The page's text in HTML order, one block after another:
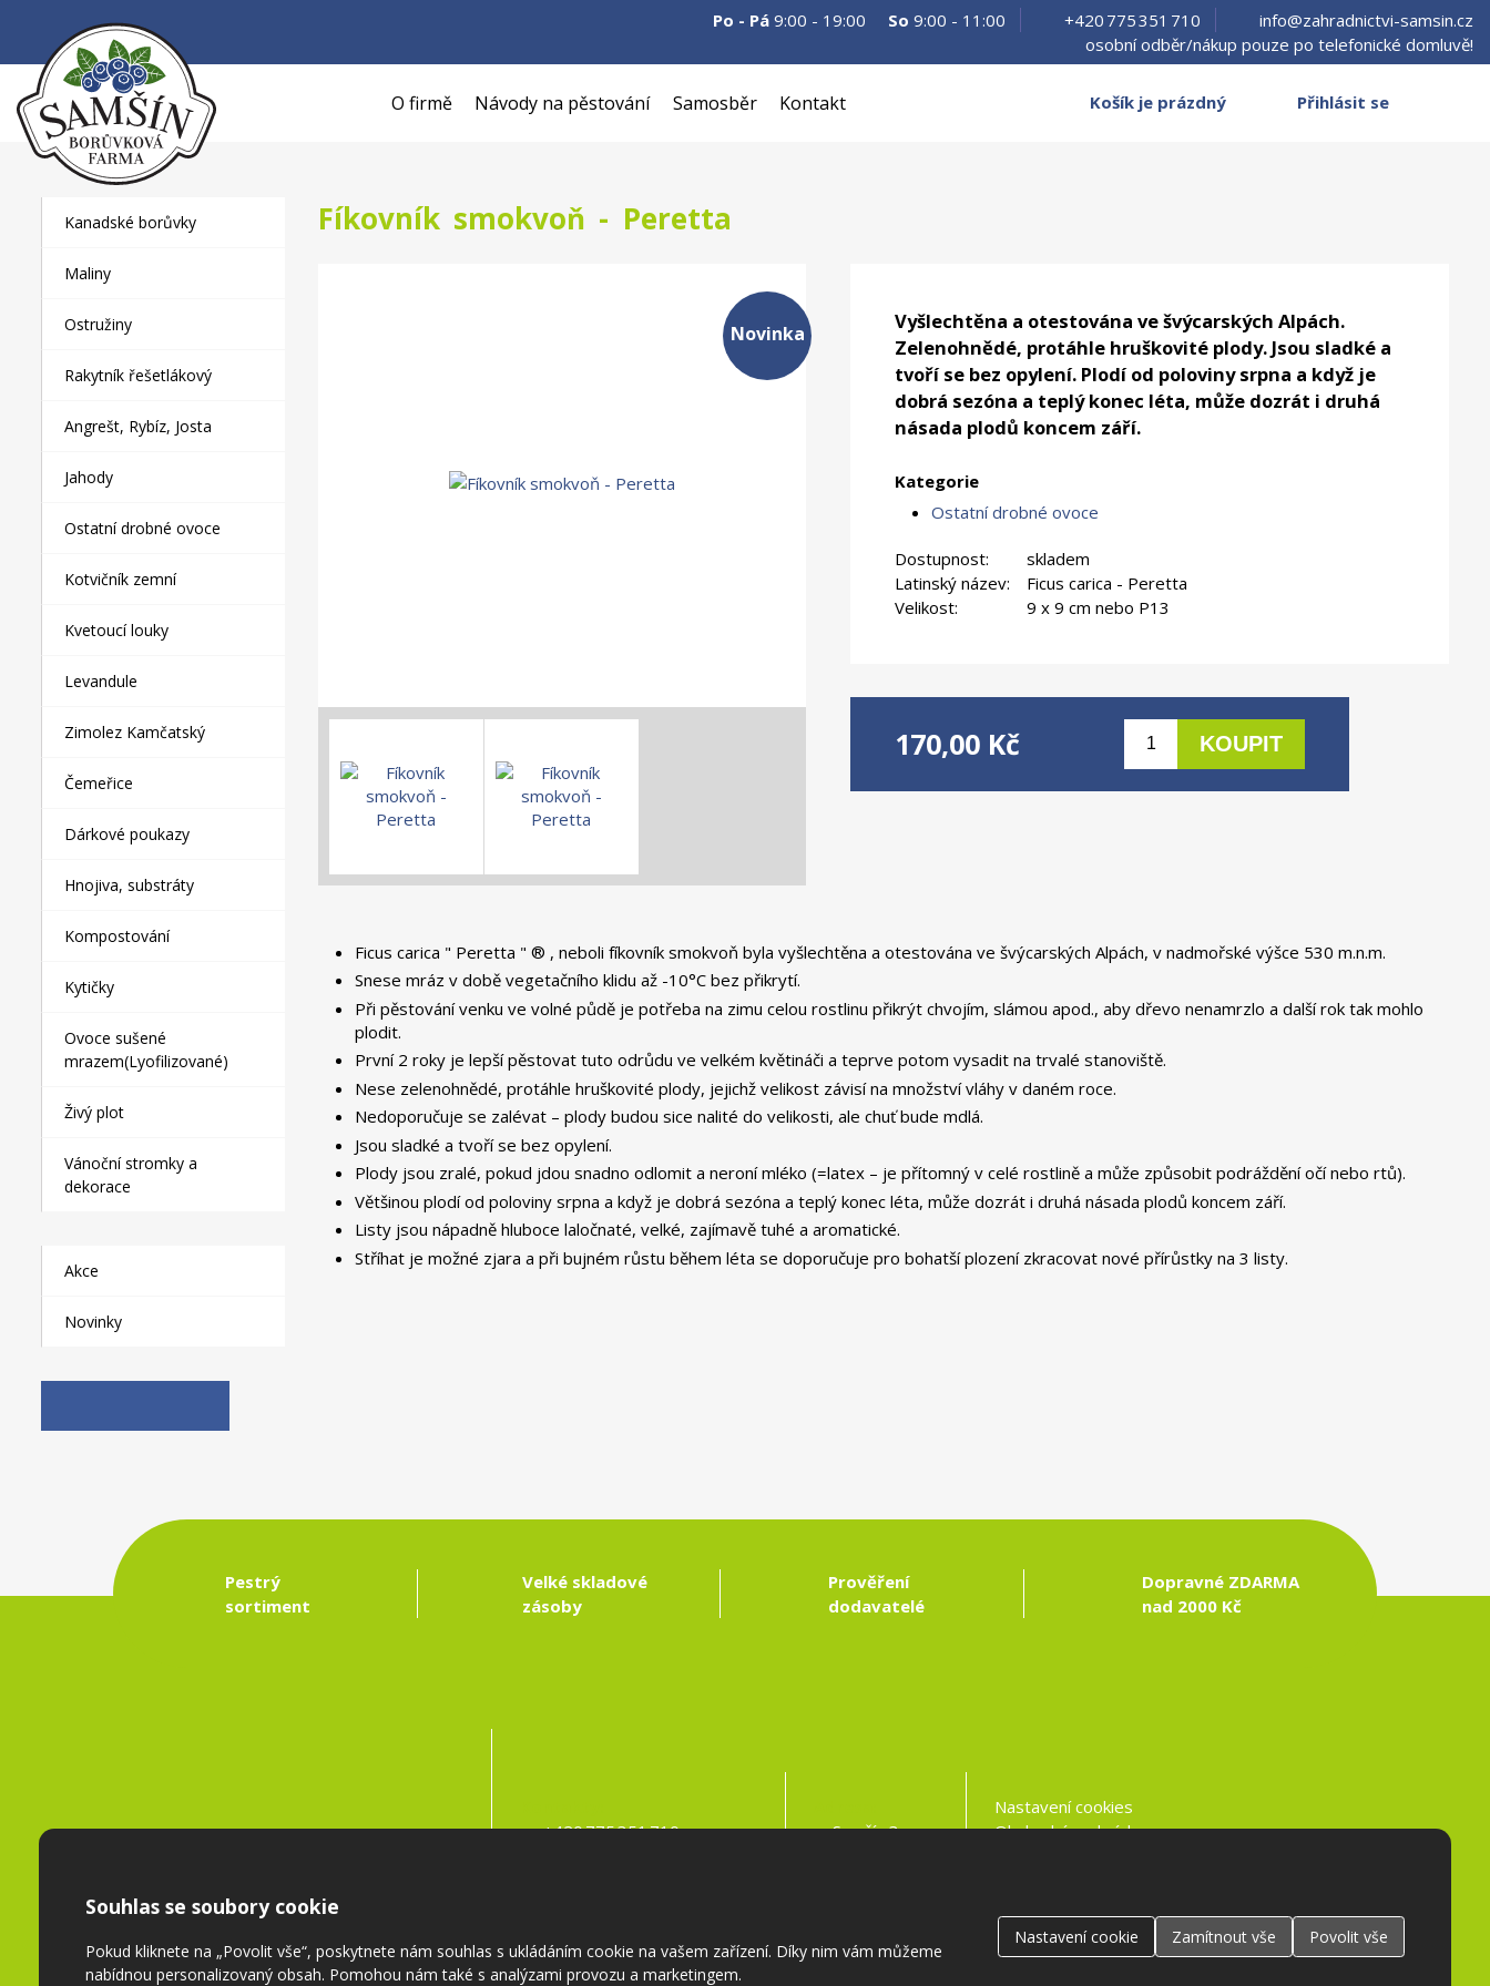
Po - Pá 9:00 - 19:00 So 9:00 - 11:00 +420 775 351 710
info@zahradnictvi-samsin.cz
osobní odběr/nákup pouze po telefonické domluvě!
O firmě Návody na pěstování Samosběr Kontakt Košík je prázdný Přihlásit se
Fíkovník smokvoň - Peretta
Vyšlechtěna a otestována ve švýcarských Alpách.
Zelenohnědé, protáhle hruškovité plody. Jsou sladké a
tvoří se bez opylení. Plodí od poloviny srpna a když je
dobrá sezóna a teplý konec léta, může dozrát i druhá
násada plodů koncem září.
Kategorie
Ostatní drobné ovoce
Dostupnost:
skladem
Latinský název:
Ficus carica - Peretta
Velikost:
9 x 9 cm nebo P13
170,00 Kč
Novinka
Ficus carica " Peretta " ® , neboli fíkovník smokvoň byla vyšlechtěna a otestována ve švýcarských Alpách, v nadmořské výšce 530 m.n.m.
Snese mráz v době vegetačního klidu až -10°C bez přikrytí.
Při pěstování venku ve volné půdě je potřeba na zimu celou rostlinu přikrýt chvojím, slámou apod., aby dřevo nenamrzlo a další rok tak mohlo
plodit.
První 2 roky je lepší pěstovat tuto odrůdu ve velkém květináči a teprve potom vysadit na trvalé stanoviště.
Nese zelenohnědé, protáhle hruškovité plody, jejichž velikost závisí na množství vláhy v daném roce.
Nedoporučuje se zalévat – plody budou sice nalité do velikosti, ale chuť bude mdlá.
Jsou sladké a tvoří se bez opylení.
Plody jsou zralé, pokud jdou snadno odlomit a neroní mléko (=latex – je přítomný v celé rostlině a může způsobit podráždění očí nebo rtů).
Většinou plodí od poloviny srpna a když je dobrá sezóna a teplý konec léta, může dozrát i druhá násada plodů koncem září.
Listy jsou nápadně hluboce laločnaté, velké, zajímavě tuhé a aromatické.
Stříhat je možné zjara a při bujném růstu během léta se doporučuje pro bohatší plození zkracovat nové přírůstky na 3 listy.
Kanadské borůvky
Maliny
Ostružiny
Rakytník řešetlákový
Angrešt, Rybíz, Josta
Jahody
Ostatní drobné ovoce
Kotvičník zemní
Kvetoucí louky
Levandule
Zimolez Kamčatský
Čemeřice
Dárkové poukazy
Hnojiva, substráty
Kompostování
Kytičky
Ovoce sušené
mrazem(Lyofilizované)
Živý plot
Vánoční stromky a
dekorace
Akce
Novinky
Pestrý
sortiment
Velké skladové
zásoby
Prověření
dodavatelé
Dopravné ZDARMA
nad 2000 Kč
+420 775 351 710
Samšín 3
Nastavení cookies
Obchodní podmínky
Souhlas se soubory cookie
Pokud kliknete na „Povolit vše“, poskytnete nám souhlas s ukládáním cookie na vašem zařízení. Díky nim vám můžeme
nabídnou personalizovaný obsah. Pomohou nám také s analýzami provozu a marketingem.
Nastavenícookie Zamítnout vše Povolit vše